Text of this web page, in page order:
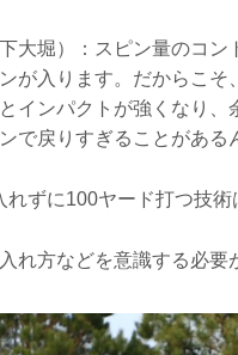
大堀）：スピン量のコ
が入ります。だからこ
インパクトが強くなり
で戻りすぎることがある
れずに100ヤード打つ技
れ方などを意識する必要